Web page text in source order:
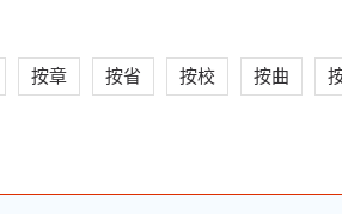
按章 按省 按校 按曲